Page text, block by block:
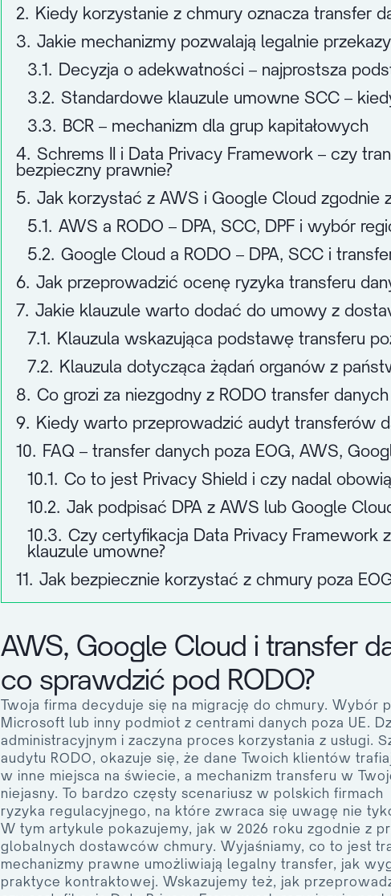
2. Kiedy korzystanie z chmury oznacza transfer
3. Jakie mechanizmy pozwalają legalnie
3.1. Decyzja o adekwatności – najprostsza
3.2. Standardowe klauzule umowne SCC –
3.3. BCR – mechanizm dla grup kapitałowych
4. Schrems II i Data Privacy Framework – czy
bezpieczny prawnie?
5. Jak korzystać z AWS i Google Cloud zgodnie
5.1. AWS a RODO – DPA, SCC, DPF i wybór
5.2. Google Cloud a RODO – DPA, SCC i
6. Jak przeprowadzić ocenę ryzyka transferu
7. Jakie klauzule warto dodać do umowy z
7.1. Klauzula wskazująca podstawę transferu
7.2. Klauzula dotycząca żądań organów z
8. Co grozi za niezgodny z RODO transfer danych
9. Kiedy warto przeprowadzić audyt transferów
10. FAQ – transfer danych poza EOG, AWS,
10.1. Co to jest Privacy Shield i czy nadal
10.2. Jak podpisać DPA z AWS lub Google
10.3. Czy certyfikacja Data Privacy Framework
klauzule umowne?
11. Jak bezpiecznie korzystać z chmury poza
AWS, Google Cloud i transfer
co sprawdzić pod RODO?
Twoja firma decyduje się na migrację do chmury. Wybór
Microsoft lub inny podmiot z centrami danych poza UE.
administracyjnym i zaczyna proces korzystania z usługi.
audytu RODO, okazuje się, że dane Twoich klientów
w inne miejsca na świecie, a mechanizm transferu w
niejasny. To bardzo częsty scenariusz w polskich
ryzyka regulacyjnego, na które zwraca się uwagę nie
W tym artykule pokazujemy, jak w 2026 roku zgodnie z
globalnych dostawców chmury. Wyjaśniamy, co to jest
mechanizmy prawne umożliwiają legalny transfer, jak
praktyce kontraktowej. Wskazujemy też, jak